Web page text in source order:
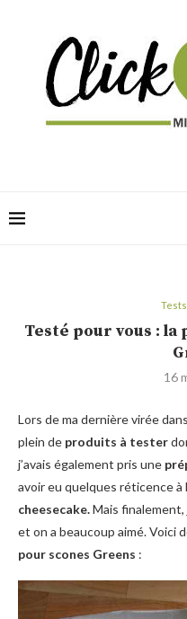
Testé pour vous :
16
Lors de ma dernière virée
plein de produits à tester
j’avais également pris une
avoir eu quelques réticence à
cheesecake.Mais finalement,
et on a beaucoup aimé. Voici
pour scones Greens :